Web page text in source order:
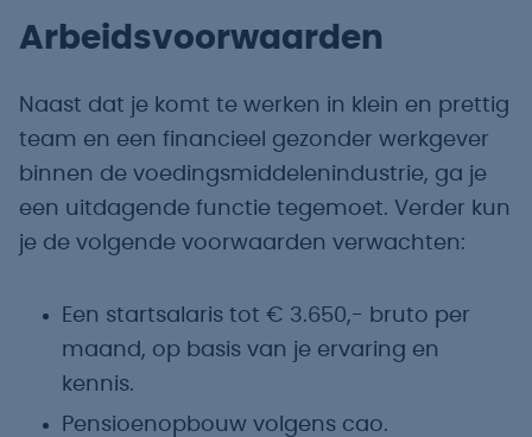
Arbeidsvoorwaarden
Naast dat je komt te werken in klein en prettig
team en een financieel gezonder werkgever
binnen de voedingsmiddelenindustrie, ga je
een uitdagende functie tegemoet. Verder kun
je de volgende voorwaarden verwachten:
Een startsalaris tot € 3.650,- bruto per
maand, op basis van je ervaring en
kennis.
Pensioenopbouw volgens cao.